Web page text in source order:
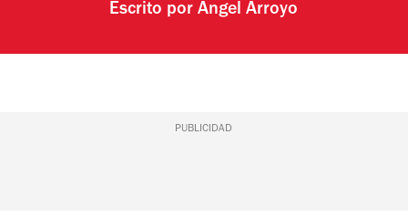
Escrito porÁngel Arroyo
PUBLICIDAD